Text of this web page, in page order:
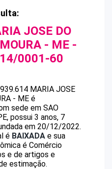
JOSE DO
- ME -
0001-60
MARIA JOSE
- ME é
sede em SAO
possui 3 anos, 7
em 20/12/2022.
é BAIXADA e sua
é Comércio
e de artigos e
estimação.